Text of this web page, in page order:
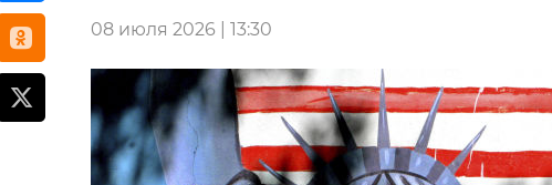
08 июля 2026 | 13:30